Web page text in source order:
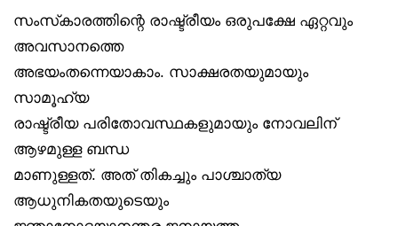
സംസ്‌കാരത്തിന്റെ രാഷ്ട്രീയം ഒരുപക്ഷേ ഏറ്റവും
അവസാനത്തെ
അഭയംതന്നെയാകാം. സാക്ഷരതയുമായും
സാമൂഹ്യ
രാഷ്ട്രീയ പരിതോവസ്ഥകളുമായും നോവലിന്
ആഴമുള്ള ബന്ധ
മാണുള്ളത്. അത് തികച്ചും പാശ്ചാത്യ
ആധുനികതയുടെയും